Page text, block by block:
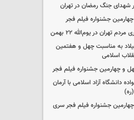
شهدای جنگ رمضان در تهران
جشنواره فیلم فجر
تهران در یوم‌الله ۲۲ بهمن
به مناسبت چهل‌ و هفتمین
اسلامی
و چهارمین جشنواره فیلم فجر
دانشگاه آزاد اسلامی با آرمان
جشنواره فیلم فجر سری